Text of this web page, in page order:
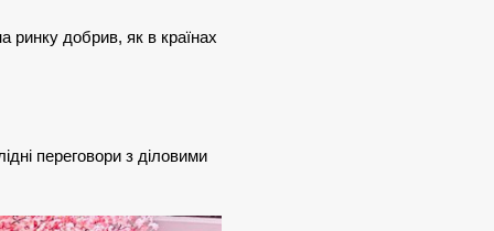
ринку добрив, як в країнах
переговори з діловими